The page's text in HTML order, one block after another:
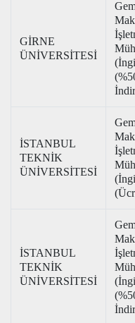
GİRNE
ÜNİVERSİTESİ
İSTANBUL
TEKNİK
ÜNİVERSİTESİ
İSTANBUL
TEKNİK
ÜNİVERSİTESİ